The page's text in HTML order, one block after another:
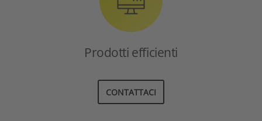
Prodotti efficienti
CONTATTACI